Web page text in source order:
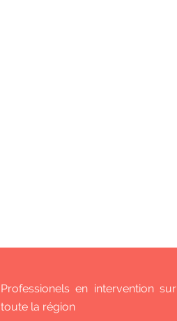
Professionels en intervention sur
toute la région